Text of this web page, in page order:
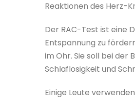
Reaktionen des Herz-
Der RAC-Test ist eine
Entspannung zu
im Ohr. Sie soll bei der
Schlaflosigkeit und
Einige Leute